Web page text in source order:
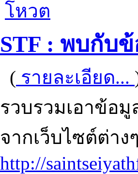
โหวต
STF : พบกับข้
( รายละเอียด...
รวบรวมเอาข้อมู
จากเว็บไซต์ต่าง
http://